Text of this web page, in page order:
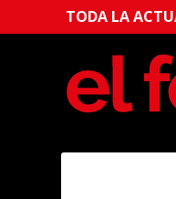
TODA LA